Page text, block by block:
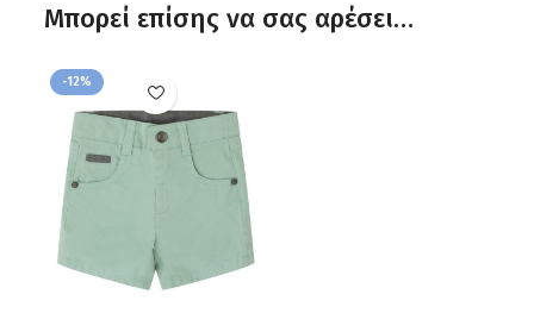
Μπορεί επίσης να σας αρέσει…
-12%